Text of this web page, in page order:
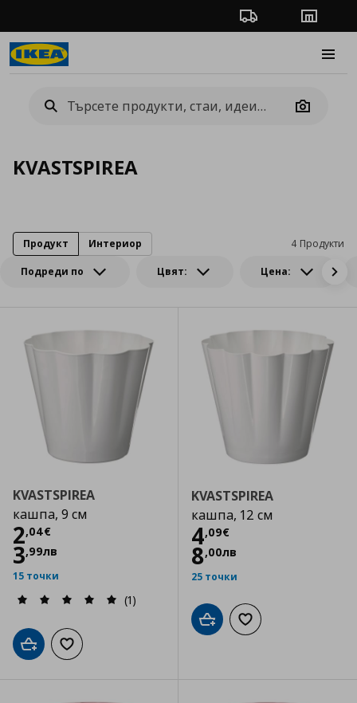
Проследяване на
Camera
KVASTSPIREA
Подреди по Цвят: Цена:
4 Продукти
Продукт Интериор
KVASTSPIREA
кашпа, 9 см
2,04€
Цена
3,99лв
15 точки
(1)
Добави в кошницата
Добави към списъка с любими
KVASTSPIREA
кашпа, 12 см
4,09€
Цена
8,00лв
25 точки
Добави в кошницата
Добави към